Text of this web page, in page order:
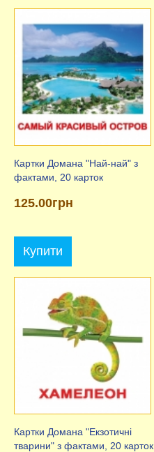
Картки Домана "Най-най" з
фактами, 20 карток
125.00грн
Купити
Картки Домана "Екзотичні
тварини" з фактами, 20 карток